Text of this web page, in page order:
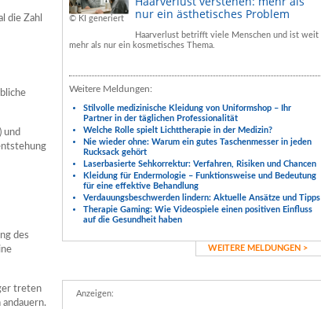
die Zahl
und
des
treten
© KI generiert
nur ein ästhetisches Problem
Haarverlust betrifft viele Menschen und ist weit
mehr als nur ein kosmetisches Thema.
Weitere Meldungen:
Stilvolle medizinische Kleidung von Uniformshop – Ihr
Partner in der täglichen Professionalität
Welche Rolle spielt Lichttherapie in der Medizin?
Nie wieder ohne: Warum ein gutes Taschenmesser in jeden
Rucksack gehört
Laserbasierte Sehkorrektur: Verfahren, Risiken und Chancen
Kleidung für Endermologie – Funktionsweise und Bedeutung
für eine effektive Behandlung
Verdauungsbeschwerden lindern: Aktuelle Ansätze und Tipps
Therapie Gaming: Wie Videospiele einen positiven Einfluss
auf die Gesundheit haben
WEITERE MELDUNGEN >
Anzeigen: